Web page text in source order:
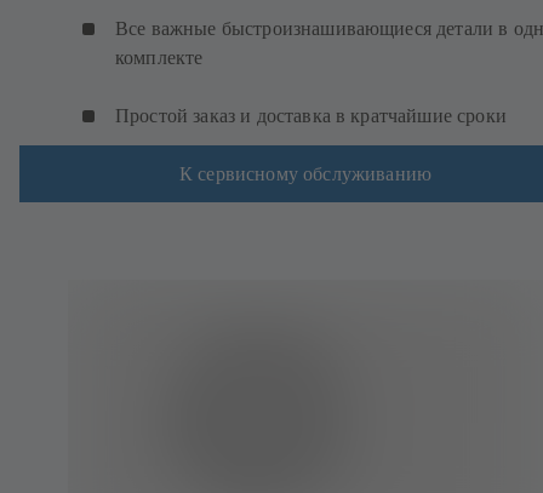
Все важные быстроизнашивающиеся детали в
комплекте
Простой заказ и доставка в кратчайшие сроки
К сервисному обслуживанию